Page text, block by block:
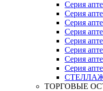
Серия
Серия
Серия
Серия
Серия
Серия
Серия
Серия
ТОРГОВЫЕ